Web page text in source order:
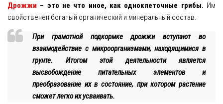
Дрожжи – это не что иное, как одноклеточные грибы. Им
свойственен богатый органический и минеральный состав.
При грамотной подкормке дрожжи вступают во
взаимодействие с микроорганизмами, находящимися в
грунте. Итогом этой деятельности является
высвобождение питательных элементов и
преобразование их в состояние, при котором растение
сможет легко их усваивать.